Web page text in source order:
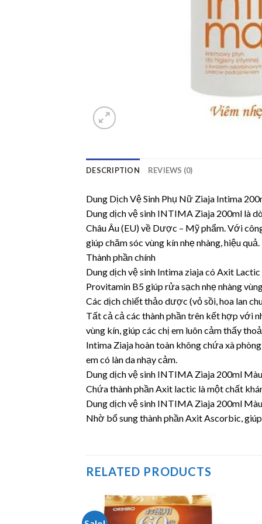
DESCRIPTION REVIEWS (0)
Dung Dịch Vệ Sinh Phụ Nữ Ziaja Intima
Dung dịch vệ sinh INTIMA Ziaja 200ml là
Châu Âu (EU) về Dược – Mỹ phẩm. Với
giúp chăm sóc vùng kín nhẹ nhàng, hiệu quả.
Thành phần chính
Dung dịch vệ sinh Intima ziaja có Axit
Provitamin B5 giúp rửa sạch nhẹ nhàng
Các dịch chiết thảo dược (vỏ sồi, hoa lan
Tất cả cả các thành phần trên kết hợp với
vùng kín, giúp các chị em luôn cảm thấy
Intima Ziaja hoàn toàn không chứa xà
em có làn da nhạy cảm.
Dung dịch vệ sinh INTIMA Ziaja 200ml
Chứa thành phần Axit lactic là một chất
Dung dịch vệ sinh INTIMA Ziaja 200ml
Nhờ bổ sung thành phần Axit Ascorbic,
RELATED PRODUCTS